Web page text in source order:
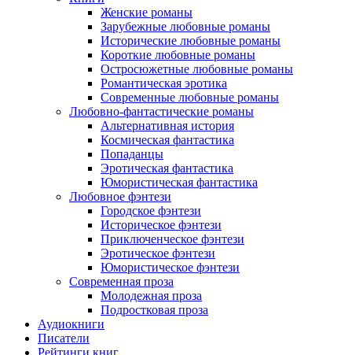
Женские романы
Зарубежные любовные романы
Исторические любовные романы
Короткие любовные романы
Остросюжетные любовные романы
Романтическая эротика
Современные любовные романы
Любовно-фантастические романы
Альтернативная история
Космическая фантастика
Попаданцы
Эротическая фантастика
Юмористическая фантастика
Любовное фэнтези
Городское фэнтези
Историческое фэнтези
Приключенческое фэнтези
Эротическое фэнтези
Юмористическое фэнтези
Современная проза
Молодежная проза
Подростковая проза
Аудиокниги
Писатели
Рейтинги книг